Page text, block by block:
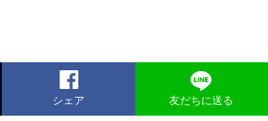
シェア 友だちに送る